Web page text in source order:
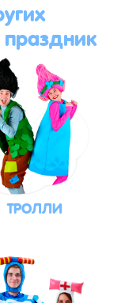
ТРОЛЛИ